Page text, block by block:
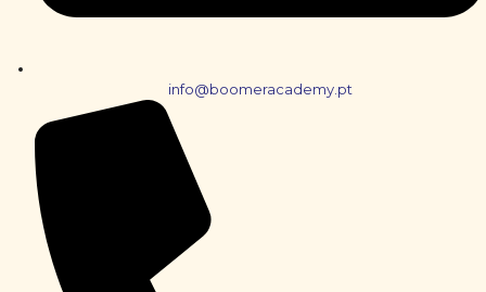
info@boomeracademy.pt